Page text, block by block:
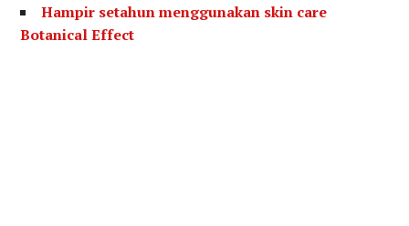
Hampir setahun menggunakan skin care
Botanical Effect